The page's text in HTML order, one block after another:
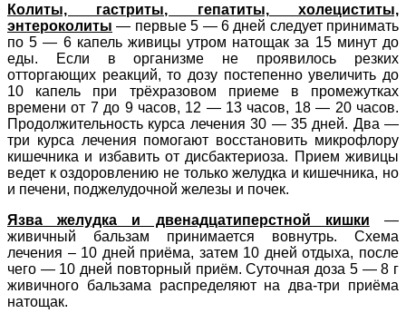
Колиты, гастриты, гепатиты, холециститы,
энтероколиты — первые 5 — 6 дней следует принимать
по 5 — 6 капель живицы утром натощак за 15 минут до
еды. Если в организме не проявилось резких
отторгающих реакций, то дозу постепенно увеличить до
10 капель при трёхразовом приеме в промежутках
времени от 7 до 9 часов, 12 — 13 часов, 18 — 20 часов.
Продолжительность курса лечения 30 — 35 дней. Два —
три курса лечения помогают восстановить микрофлору
кишечника и избавить от дисбактериоза. Прием живицы
ведет к оздоровлению не только желудка и кишечника, но
и печени, поджелудочной железы и почек.
Язва желудка и двенадцатиперстной кишки —
живичный бальзам принимается вовнутрь. Схема
лечения – 10 дней приёма, затем 10 дней отдыха, после
чего — 10 дней повторный приём. Суточная доза 5 — 8 г
живичного бальзама распределяют на два-три приёма
натощак.